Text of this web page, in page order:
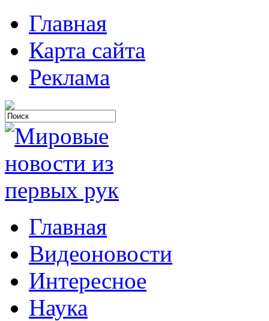
Главная
Карта сайта
Реклама
Главная
Видеоновости
Интересное
Наука